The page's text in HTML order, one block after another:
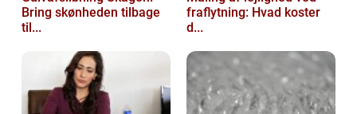
Bring skønheden tilbage
til...
fraflytning: Hvad koster
d...